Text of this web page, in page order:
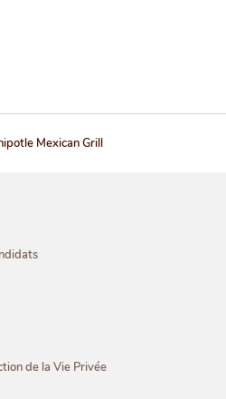
Mexican Grill
de la Vie Privée